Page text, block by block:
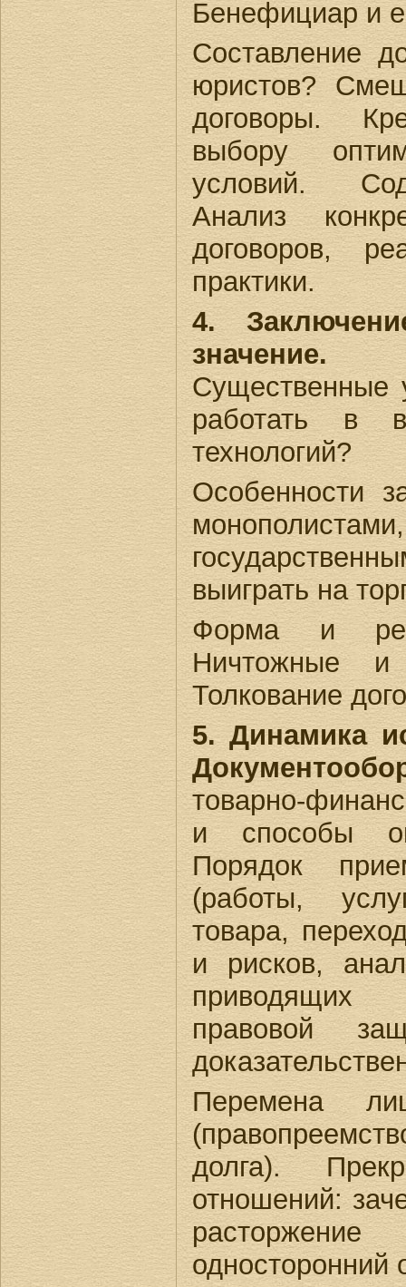
Бенефициар и
Составление
юристов?
договоры.
выбору
условий.
Анализ
договоров,
практики.
4.
Существенные
работать в
технологий?
Особенности
выиграть на
Форма и
Ничтожные и
Толкование
5. Динамика
товарно-
и способы
Порядок
(работы,
товара,
и рисков,
правовой
Перемена
долга).
отношений:
односторонний